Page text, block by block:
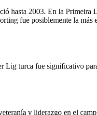
hasta 2003. En la Primeira
fue posiblemente la más
Lig turca fue significativo
y liderazgo en el